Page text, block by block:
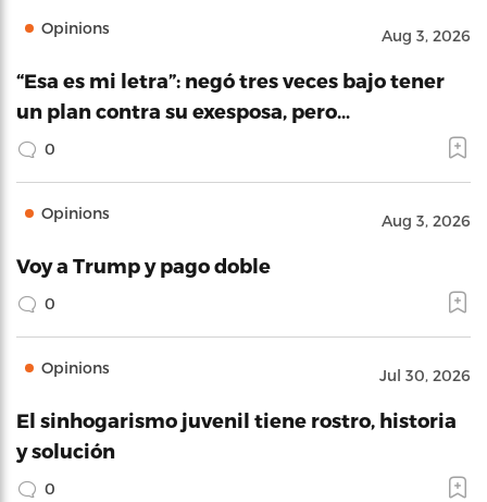
Opinions Aug 3, 2026
“Esa es mi letra”: negó tres veces bajo tener
un plan contra su exesposa, pero…
0
Opinions Aug 3, 2026
Voy a Trump y pago doble
0
Opinions Jul 30, 2026
El sinhogarismo juvenil tiene rostro, historia
y solución
0